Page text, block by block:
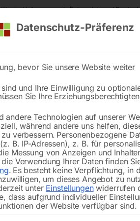
Lieferung nach Österreich und
mm 16-50×50
Schweißtisch PRO
Datenschutz-Präferenz
bevor Sie unsere Website weiter
und Ihre Einwilligung zu
Sie Ihre
andere Technologien auf unserer
während andere uns helfen,
verbessern. Personenbezogene
B. IP-Adressen), z. B. für
Messung von Anzeigen und
Verwendung Ihrer Daten finden
. Es besteht keine Verpflichtung, in
um dieses Angebot zu
unter Einstellungenwiderrufen
dass aufgrund individueller
der Website verfügbar sind.